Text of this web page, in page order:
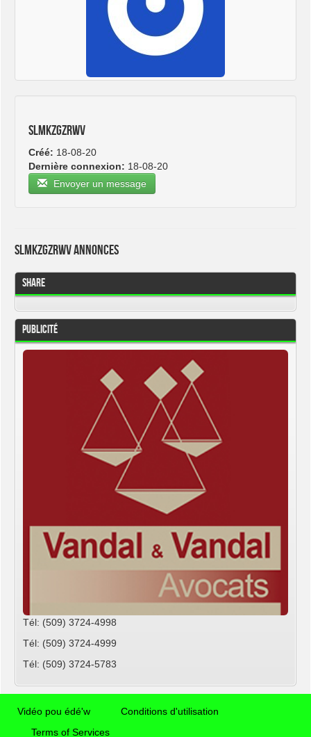
slmkzgzrwv
Créé: 18-08-20
Dernière connexion: 18-08-20
Envoyer un message
slmkzgzrwv Annonces
Share
Publicité
Tél: (509) 3724-4998
Tél: (509) 3724-4999
Tél: (509) 3724-5783
Vidéo pou édé'w
Conditions d'utilisation
Terms of Services